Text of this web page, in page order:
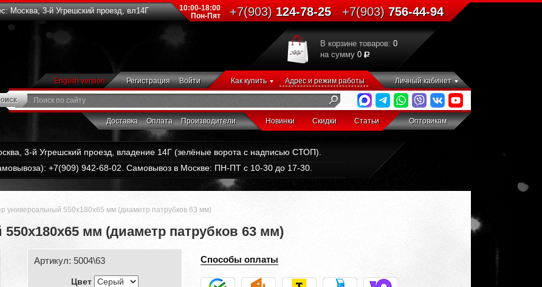
Москва, 3-й Угрешский проезд, вл14Г
10:00-18:00
Пон-Пят
+7(903)124-78-25 +7(903)756-44-94
В корзине товаров: 0
на сумму 0
English version Регистрация Войти Как купить Адрес и режим работы Личный кабинет
Доставка Оплата Производители Новинки Скидки Статьи Оптовикам
3-й Угрешский проезд, владение 14Г (зелёные ворота с надписью СТОП).
+7(909) 942-68-02. Самовывоз в Москве: ПН-ПТ с 10-30 до 17-30.
универсальный 550х180х65 мм (диаметр патрубков 63 мм)
мм (диаметр патрубков 63 мм)
Артикул: 5004\63
Цвет
Способы оплаты